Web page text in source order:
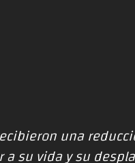
una
su vida y su